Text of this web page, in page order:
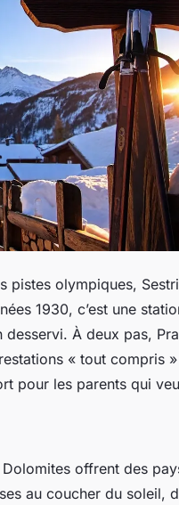
pistes olympiques,
1930, c’est une
À deux pas,
« tout compris
pour les parents qui
offrent des
au coucher du soleil,